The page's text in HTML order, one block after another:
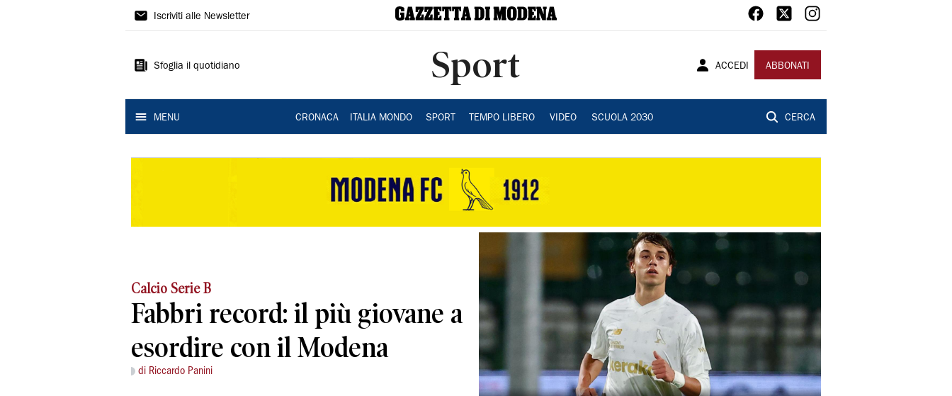
Gazzetta
Modena
Iscriviti alle Newsletter
Sfoglia il quotidiano Sport ACCEDI ABBONATI
MENU CRONACA ITALIA MONDO SPORT TEMPO LIBERO VIDEO SCUOLA 2030 CERCA
Calcio Serie B
Fabbri record: il più giovane a
esordire con il Modena
di Riccardo Panini